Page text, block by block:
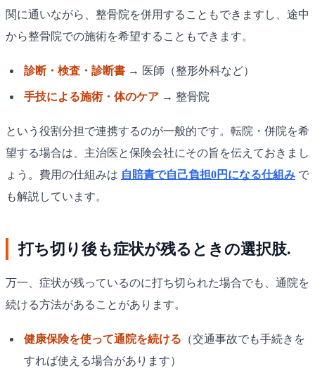
関に通いながら、整骨院を併用することもできますし、途中
から整骨院での施術を希望することもできます。
診断・検査・診断書→ 医師（整形外科など）
手技による施術・体のケア→ 整骨院
という役割分担で連携するのが一般的です。転院・併院を希
望する場合は、主治医と保険会社にその旨を伝えておきまし
ょう。費用の仕組みは 自賠責で自己負担0円になる仕組み で
も解説しています。
打ち切り後も症状が残るときの選択肢.
万一、症状が残っているのに打ち切られた場合でも、通院を
続ける方法があることがあります。
健康保険を使って通院を続ける （交通事故でも手続きを
すれば使える場合があります）